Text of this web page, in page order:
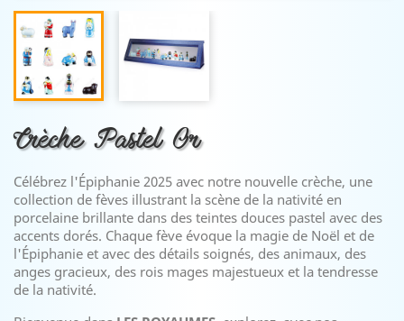
Crèche Pastel Or
Célébrez l'Épiphanie 2025 avec notre nouvelle crèche, une
collection de fèves illustrant la scène de la nativité en
porcelaine brillante dans des teintes douces pastel avec des
accents dorés. Chaque fève évoque la magie de Noël et de
l'Épiphanie et avec des détails soignés, des animaux, des
anges gracieux, des rois mages majestueux et la tendresse
de la nativité.